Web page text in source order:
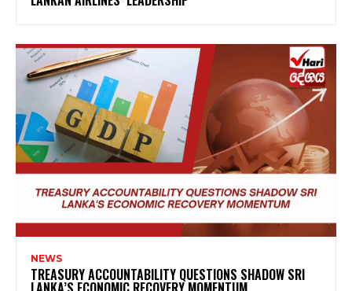
NEWS
TREASURY ACCOUNTABILITY QUESTIONS SHADOW SRI